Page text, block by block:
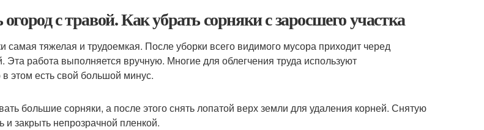
с травой. Как убрать сорняки с заросшего участка
самая тяжелая и трудоемкая. После уборки всего видимого мусора приходит черед
Эта работа выполняется вручную. Многие для облегчения труда используют
в этом есть свой большой минус.
большие сорняки, а после этого снять лопатой верх земли для удаления корней. Снятую
и закрыть непрозрачной пленкой.